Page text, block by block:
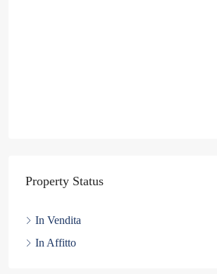
Property Status
In Vendita
In Affitto